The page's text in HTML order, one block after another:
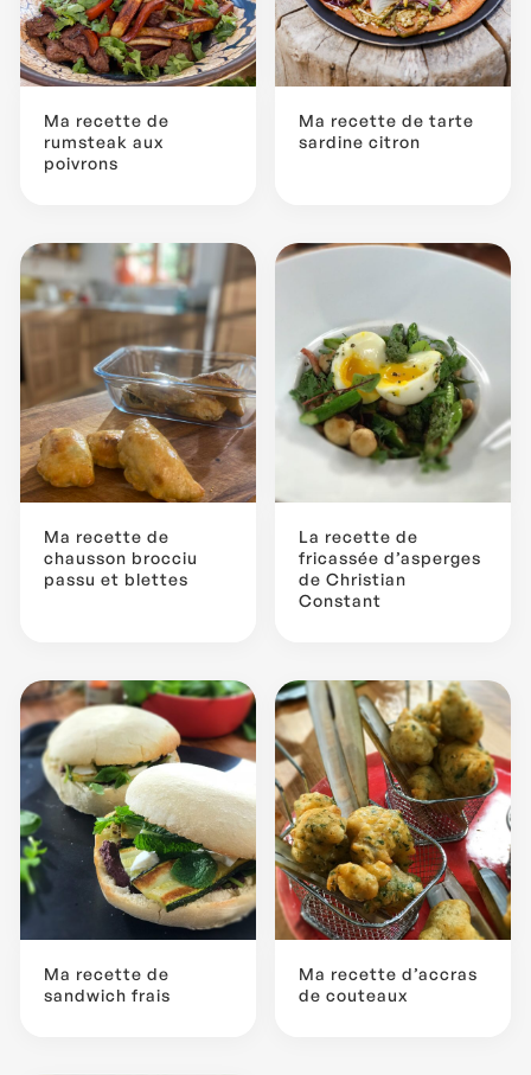
Ma recette de
rumsteak aux
poivrons
Ma recette de tarte
sardine citron
Ma recette de
chausson brocciu
passu et blettes
La recette de
fricassée d’asperges
de Christian
Constant
Ma recette de
sandwich frais
Ma recette d’accras
de couteaux